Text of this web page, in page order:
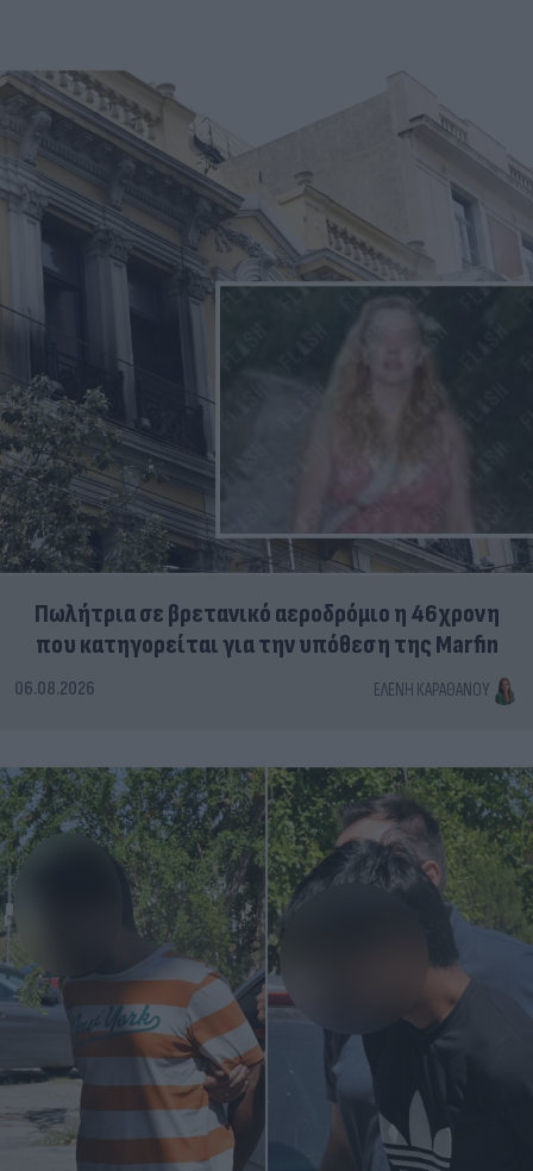
Πωλήτρια σε βρετανικό αεροδρόμιο η 46χρονη
που κατηγορείται για την υπόθεση της Marfin
06.08.2026 ΕΛΈΝΗ ΚΑΡΑΘΆΝΟΥ